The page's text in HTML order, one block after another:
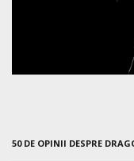
50 DE OPINII DESPRE